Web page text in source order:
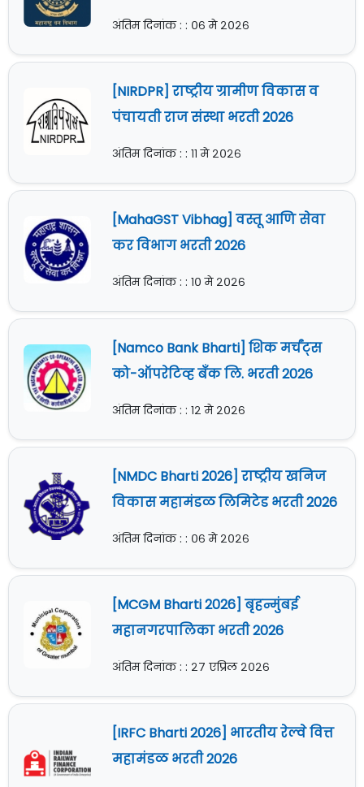
अंतिम दिनांक : : ०६ मे २०२६
[NIRDPR] राष्ट्रीय ग्रामीण विकास व
पंचायती राज संस्था भरती 2026
अंतिम दिनांक : : ११ मे २०२६
[MahaGST Vibhag] वस्तू आणि सेवा
कर विभाग भरती 2026
अंतिम दिनांक : : १० मे २०२६
[Namco Bank Bharti] शिक मर्चंट्स
को-ऑपरेटिव्ह बँक लि. भरती 2026
अंतिम दिनांक : : १२ मे २०२६
[NMDC Bharti 2026] राष्ट्रीय खनिज
विकास महामंडळ लिमिटेड भरती 2026
अंतिम दिनांक : : ०६ मे २०२६
[MCGM Bharti 2026] बृहन्मुंबई
महानगरपालिका भरती 2026
अंतिम दिनांक : : २७ एप्रिल २०२६
[IRFC Bharti 2026] भारतीय रेल्वे वित्त
महामंडळ भरती 2026